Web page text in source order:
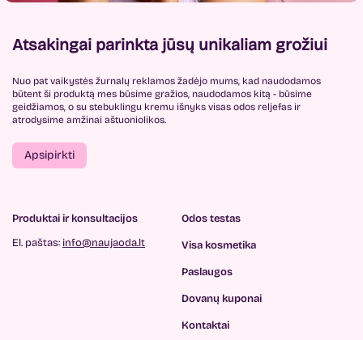
Atsakingai parinkta jūsų unikaliam grožiui
Nuo pat vaikystės žurnalų reklamos žadėjo mums, kad naudodamos
būtent ši produktą mes būsime gražios, naudodamos kitą - būsime
geidžiamos, o su stebuklingu kremu išnyks visas odos reljefas ir
atrodysime amžinai aštuoniolikos.
Apsipirkti
Produktai ir konsultacijos
El. paštas: info@naujaoda.lt
Odos testas
Visa kosmetika
Paslaugos
Dovanų kuponai
Kontaktai